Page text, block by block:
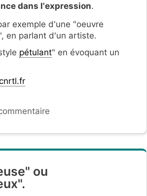
dans l'expression.
exemple d'une "oeuvre
en parlant d'un artiste.
pétulant" en évoquant un
ou